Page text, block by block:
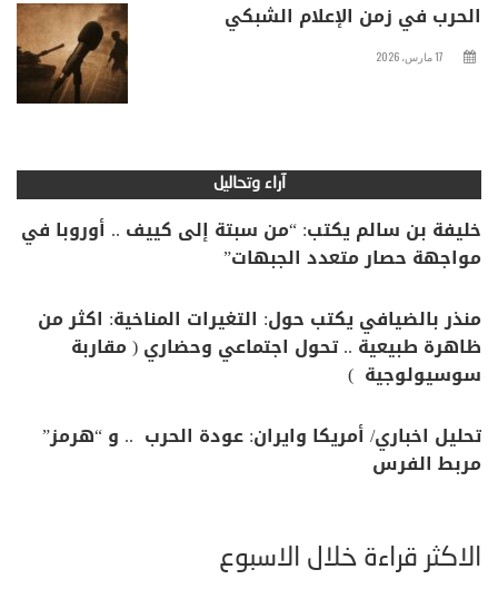
الحرب في زمن الإعلام الشبكي
17 مارس، 2026
آراء وتحاليل
خليفة بن سالم يكتب: “من سبتة إلى كييف .. أوروبا في
مواجهة حصار متعدد الجبهات”
منذر بالضيافي يكتب حول: التغيرات المناخية: اكثر من
ظاهرة طبيعية .. تحول اجتماعي وحضاري ( مقاربة
سوسيولوجية )
تحليل اخباري/ أمريكا وايران: عودة الحرب .. و “هرمز”
مربط الفرس
الأكثر قراءة خلال الأسبوع